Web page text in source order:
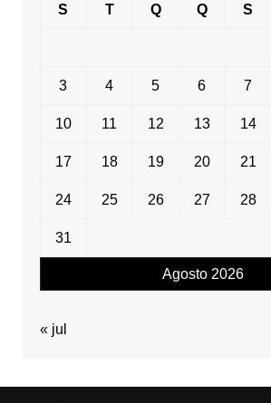
Agosto 2026
S T Q Q S
3 4 5 6 7
10 11 12 13 14
17 18 19 20 21
24 25 26 27 28
31
« jul